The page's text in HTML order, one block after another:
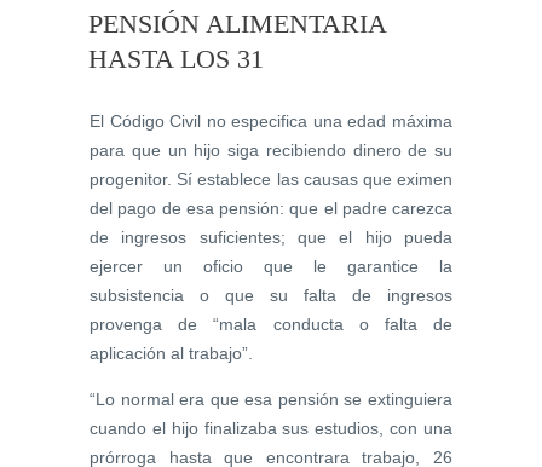
PENSIÓN ALIMENTARIA
HASTA LOS 31
El Código Civil no especifica una edad máxima
para que un hijo siga recibiendo dinero de su
progenitor. Sí establece las causas que eximen
del pago de esa pensión: que el padre carezca
de ingresos suficientes; que el hijo pueda
ejercer un oficio que le garantice la
subsistencia o que su falta de ingresos
provenga de “mala conducta o falta de
aplicación al trabajo”.
“Lo normal era que esa pensión se extinguiera
cuando el hijo finalizaba sus estudios, con una
prórroga hasta que encontrara trabajo, 26